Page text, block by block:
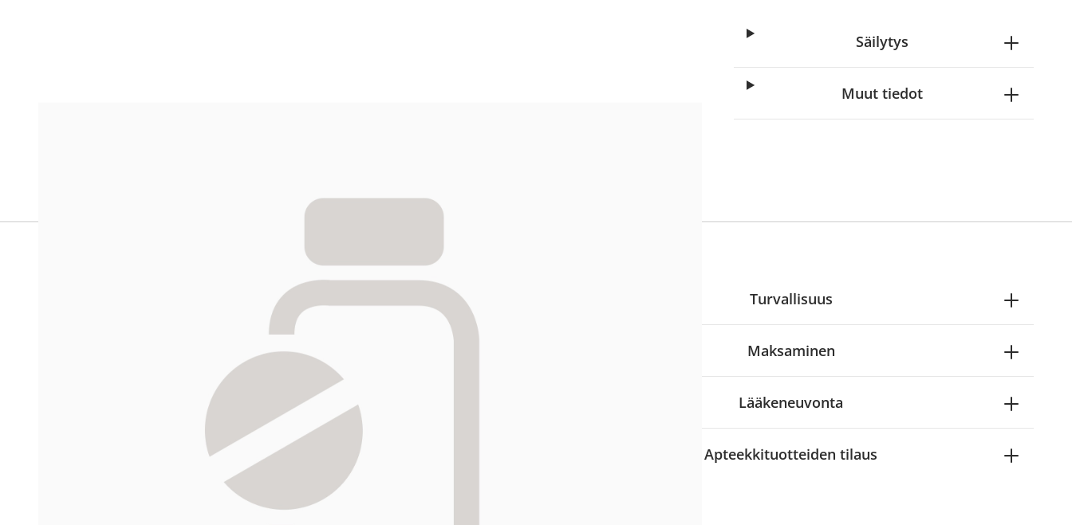
Säilytys
Muut tiedot
Miten tilaan reseptilääkkeitä
Reseptilääkkeiden tilaaminen edellyttää voimassa olevaa reseptiä, ja voit
-palvelusta. Tilausta varten sinun pitää ensin
tunnistautua. Apteekki käsittelee tilauksesi, jonka jälkeen voit maksaa ostoksesi.
Siirry reseptilääketilaukseen
Turvallisuus
Maksaminen
Lääkeneuvonta
Apteekkituotteiden tilaus